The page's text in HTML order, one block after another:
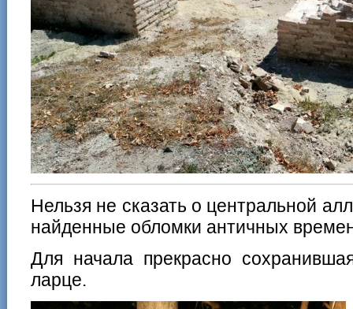
Нельзя не сказать о центральной
найденные обломки античных
Для начала прекрасно
ларце.